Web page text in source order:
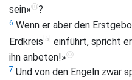
sein»ⓜ?
6 Wenn er aber den
Erdkreis [5] einführt, spricht
ihn anbeten!»ⓞ
7 Und von den Engeln zwar